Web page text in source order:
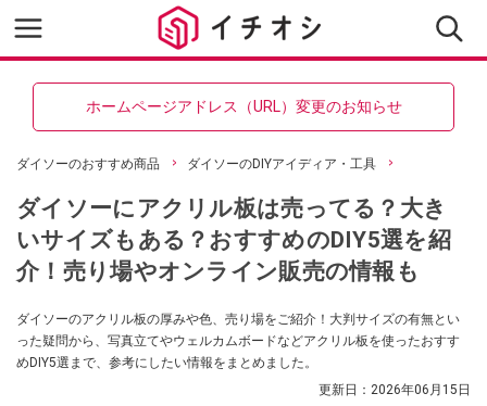
ホームページアドレス（URL）変更のお知らせ
ダイソーのおすすめ商品 ダイソーのDIYアイディア・工具
ダイソーにアクリル板は売ってる？大き
いサイズもある？おすすめのDIY5選を紹
介！売り場やオンライン販売の情報も
ダイソーのアクリル板の厚みや色、売り場をご紹介！大判サイズの有無とい
った疑問から、写真立てやウェルカムボードなどアクリル板を使ったおすす
めDIY5選まで、参考にしたい情報をまとめました。
更新日： 2026年06月15日